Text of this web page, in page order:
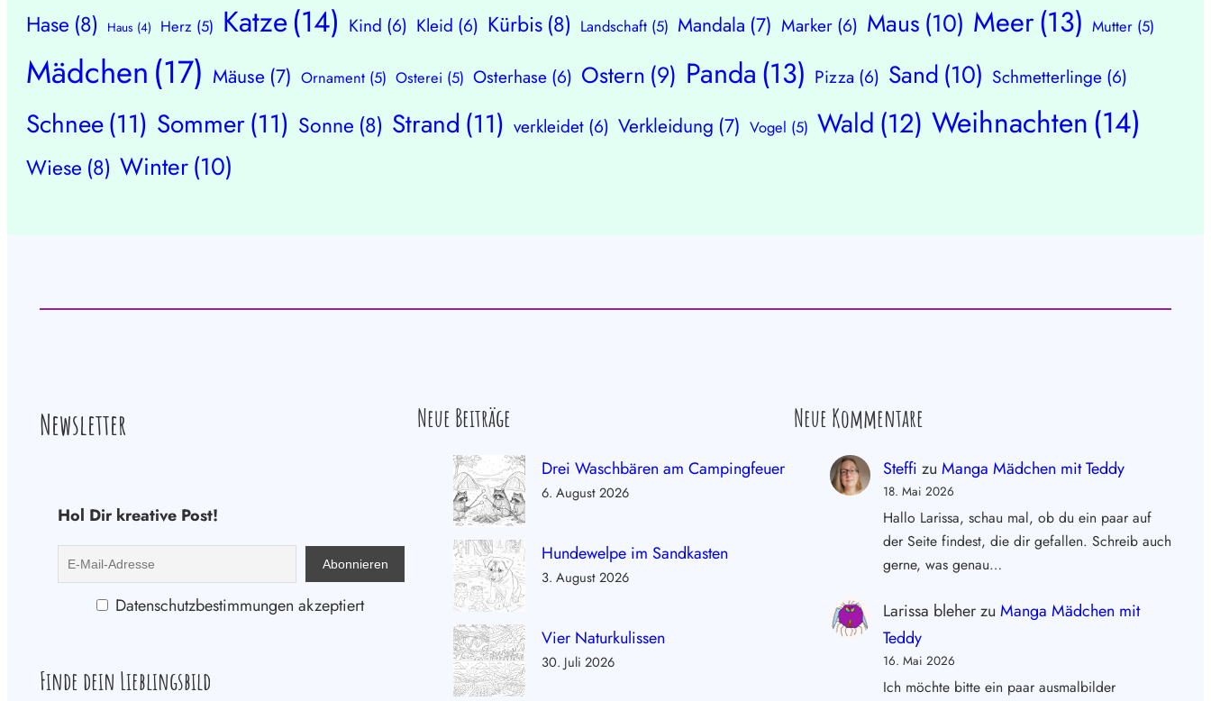
Hase (8) Haus (4) Herz (5) Katze(14) Kind (6) Kleid (6) Kürbis (8) Landschaft (5) Mandala (7) Marker (6) Maus (10) Meer(13) Mutter (5)
Mädchen (17) Mäuse (7) Ornament (5) Osterei (5) Osterhase (6) Ostern (9) Panda (13) Pizza (6) Sand (10) Schmetterlinge (6)
Schnee(11) Sommer(11) Sonne (8) Strand (11) verkleidet (6) Verkleidung (7) Vogel (5) Wald (12) Weihnachten(14)
Wiese (8) Winter(10)
Newsletter
Hol Dir kreative Post!
Datenschutzbestimmungen akzeptiert
Finde dein Lieblingsbild
Neue Beiträge
Drei Waschbären am Campingfeuer
6. August 2026
Hundewelpe im Sandkasten
3. August 2026
Vier Naturkulissen
30. Juli 2026
Neue Kommentare
Steffi zu Manga Mädchen mit Teddy
18. Mai 2026
Hallo Larissa, schau mal, ob du ein paar auf
der Seite findest, die dir gefallen. Schreib auch
gerne, was genau…
Larissa bleherzu Manga Mädchen mit
Teddy
16. Mai 2026
Ich möchte bitte ein paar ausmalbilder